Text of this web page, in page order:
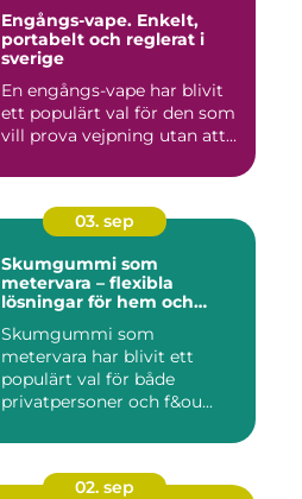
Engångs-vape. Enkelt,
portabelt och reglerat i
sverige
En engångs-vape har blivit
ett populärt val för den som
vill prova vejpning utan att...
03. sep
Skumgummi som
metervara – flexibla
lösningar för hem och
Skumgummi som
metervara har blivit ett
populärt val för både
privatpersoner och f&ou...
02. sep